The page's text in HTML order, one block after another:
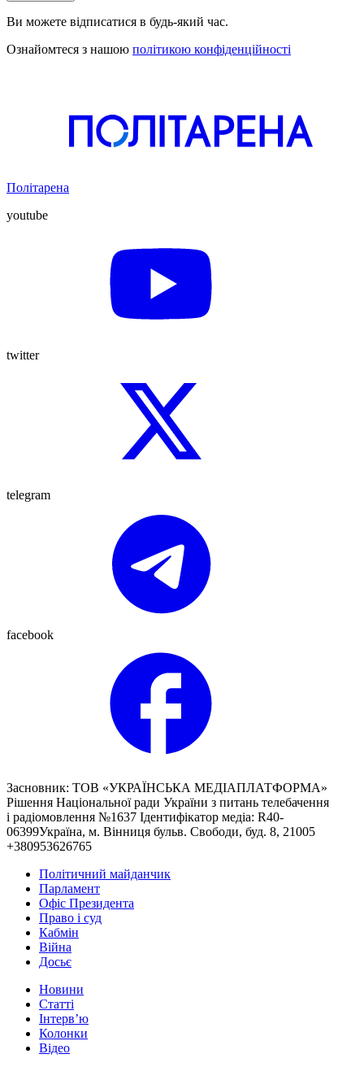
Ви можете відписатися в будь-який час.
Ознайомтеся з нашою політикою конфіденційності
Політарена
youtube
twitter
telegram
facebook
Засновник: ТОВ «УКРАЇНСЬКА МЕДІАПЛАТФОРМА»
Рішення Національної ради України з питань телебачення
і радіомовлення №1637 Ідентифікатор медіа: R40-
06399Україна, м. Вінниця бульв. Свободи, буд. 8, 21005
+380953626765
Політичний майданчик
Парламент
Офіс Президента
Право і суд
Кабмін
Війна
Досьє
Новини
Статті
Інтерв’ю
Колонки
Відео